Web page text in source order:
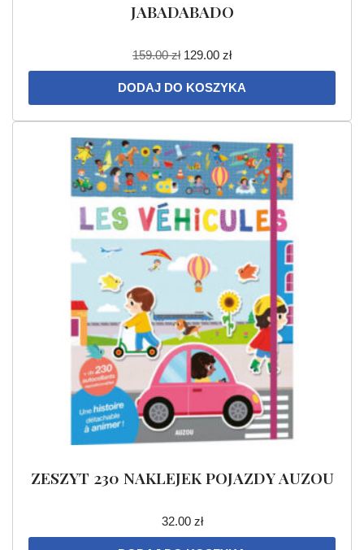
JABADABADO
159.00zł 129.00 zł
DODAJ DO KOSZYKA
ZESZYT 230 NAKLEJEK POJAZDY AUZOU
32.00 zł